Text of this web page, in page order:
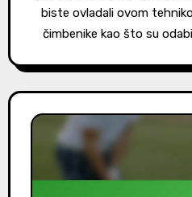
biste ovladali ovom
čimbenike kao što su